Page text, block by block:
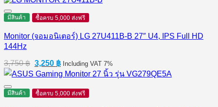
53,900 ฿.49,000 ฿.
มีสินค้า ซื้อครบ 5,000 ส่งฟรี
Monitor (จอมอนิเตอร์) LG 27U411B-B 27″ U4, IPS Full HD
144Hz
3,750฿ Original
price
was:
3,750 ฿.
3,250 ฿Current
price
is:
3,250 ฿.
Including VAT 7%
มีสินค้า ซื้อครบ 5,000 ส่งฟรี